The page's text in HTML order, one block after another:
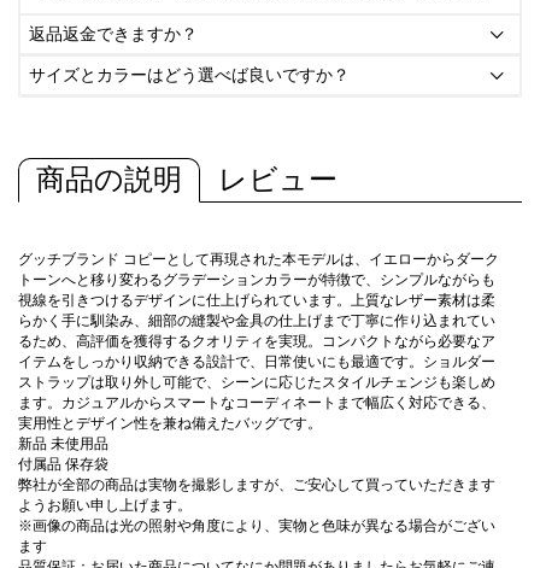
返品返金できますか？ 
サイズとカラーはどう選べば良いですか？ 
商品の説明 レビュー
グッチブランド コピーとして再現された本モデルは、イエローからダーク
トーンへと移り変わるグラデーションカラーが特徴で、シンプルながらも
視線を引きつけるデザインに仕上げられています。上質なレザー素材は柔
らかく手に馴染み、細部の縫製や金具の仕上げまで丁寧に作り込まれてい
るため、高評価を獲得するクオリティを実現。コンパクトながら必要なア
イテムをしっかり収納できる設計で、日常使いにも最適です。ショルダー
ストラップは取り外し可能で、シーンに応じたスタイルチェンジも楽しめ
ます。カジュアルからスマートなコーディネートまで幅広く対応できる、
実用性とデザイン性を兼ね備えたバッグです。
新品 未使用品
付属品 保存袋
弊社が全部の商品は実物を撮影しますが、ご安心して買っていただきます
ようお願い申し上げます。
※画像の商品は光の照射や角度により、実物と色味が異なる場合がござい
ます